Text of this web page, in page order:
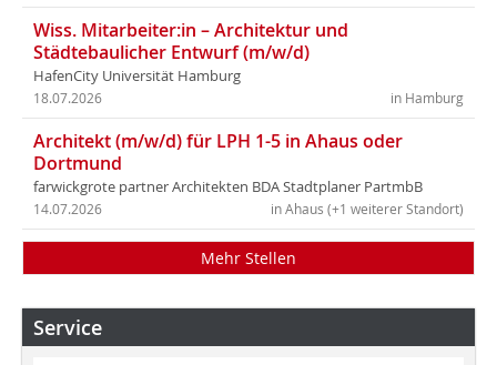
Wiss. Mitarbeiter:in – Architektur und
Städtebaulicher Entwurf (m/w/d)
HafenCity Universität Hamburg
in Hamburg
18.07.2026
Architekt (m/w/d) für LPH 1-5 in Ahaus oder
Dortmund
farwickgrote partner Architekten BDA Stadtplaner PartmbB
in Ahaus (+1 weiterer Standort)
14.07.2026
Mehr Stellen
Service